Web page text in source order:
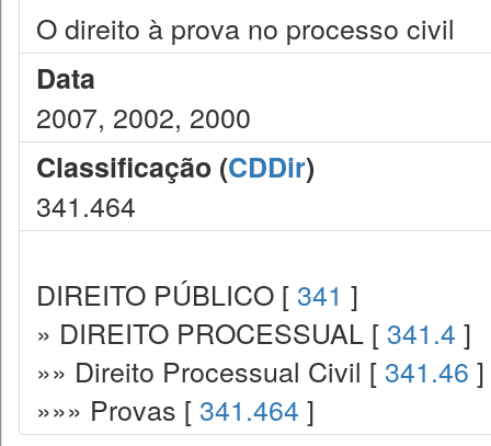
O direito à prova no processo civil
Data
2007, 2002, 2000
Classificação (CDDir)
341.464
DIREITO PÚBLICO [ 341 ]
» DIREITO PROCESSUAL [ 341.4 ]
»» Direito Processual Civil [ 341.46 ]
»»» Provas [ 341.464 ]